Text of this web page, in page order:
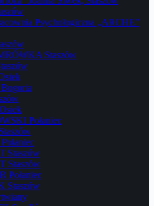
Psychologiczna „ARCHE”
Staszów
Połaniec
Staszów
Staszów
Połaniec
Staszów